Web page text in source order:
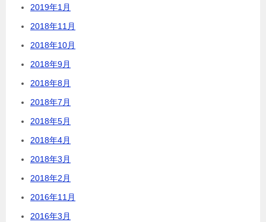
2019年1月
2018年11月
2018年10月
2018年9月
2018年8月
2018年7月
2018年5月
2018年4月
2018年3月
2018年2月
2016年11月
2016年3月